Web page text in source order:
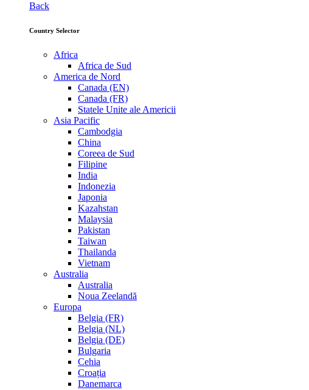
Back
Country Selector
Africa
Africa de Sud
America de Nord
Canada (EN)
Canada (FR)
Statele Unite ale Americii
Asia Pacific
Cambodgia
China
Coreea de Sud
Filipine
India
Indonezia
Japonia
Kazahstan
Malaysia
Pakistan
Taiwan
Thailanda
Vietnam
Australia
Australia
Noua Zeelandă
Europa
Belgia (FR)
Belgia (NL)
Belgia (DE)
Bulgaria
Cehia
Croația
Danemarca